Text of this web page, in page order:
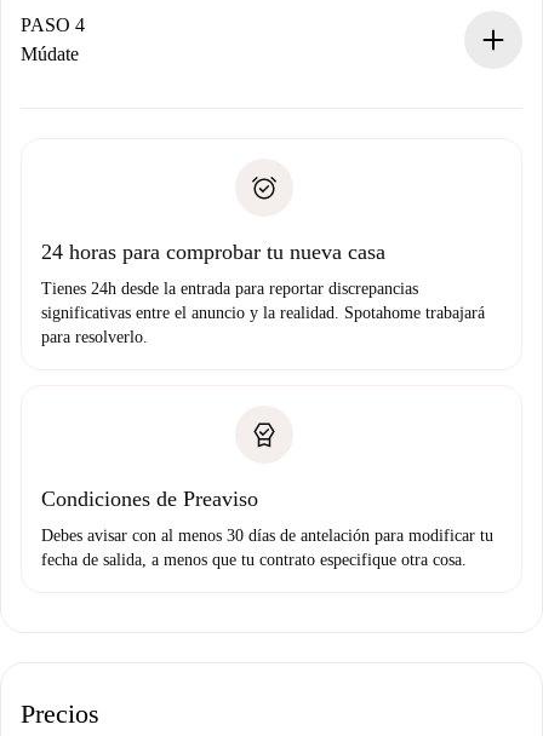
contacto con el propietario.
Si es rechazada: No te haremos ningún cargo y te
Prueba de solvencia
PASO 4
Múdate
no nos comunicas ningún problema.
24 horas para comprobar tu nueva casa
Tienes 24h desde la entrada para reportar discrepancias
significativas entre el anuncio y la realidad. Spotahome trabajará
para resolverlo.
Condiciones de Preaviso
Debes avisar con al menos 30 días de antelación para modificar tu
fecha de salida, a menos que tu contrato especifique otra cosa.
Precios